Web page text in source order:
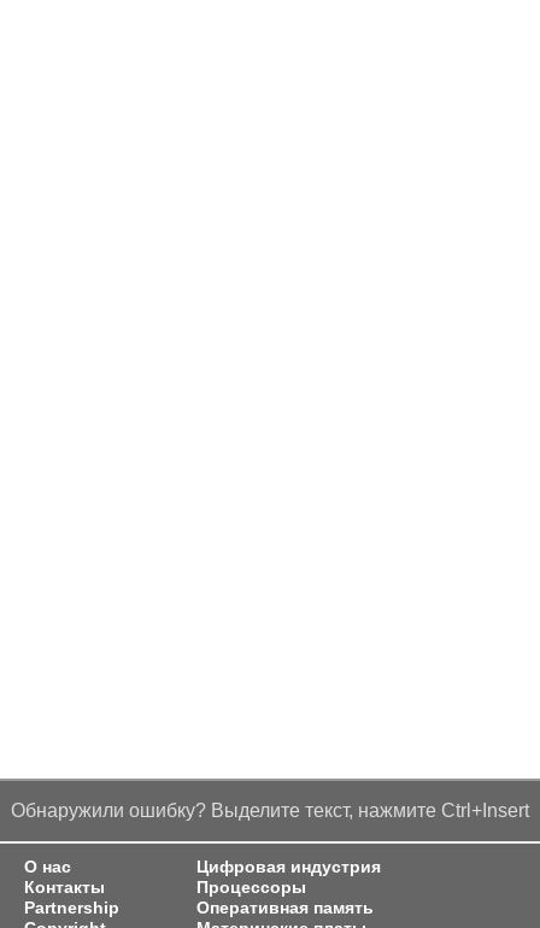
Обнаружили ошибку? Выделите текст, нажмите Ctrl+Insert
О нас
Контакты
Partnership
Цифровая индустрия
Процессоры
Оперативная память